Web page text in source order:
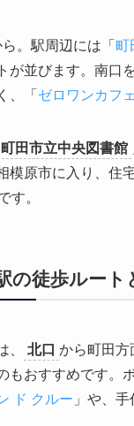
。駅周辺には「 町
が並びます。南口
、「 ゼロワンカフェ
町田市立中央図書館
模原市に入り、住
す。
の徒歩ルート
、 北口 から町田方
もおすすめです。
ド クルー 」や、